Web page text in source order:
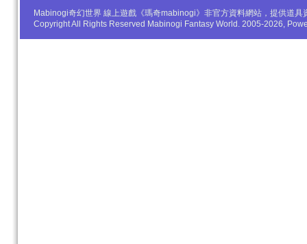
Mabinogi奇幻世界 線上遊戲《瑪奇mabinogi》非官方資料網站，提供道
Copyright All Rights Reserved Mabinogi Fantasy World. 2005-2026,